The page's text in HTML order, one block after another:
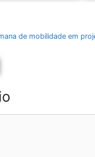
de mobilidade em